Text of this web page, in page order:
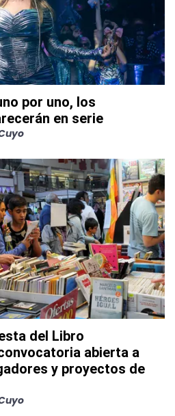
por uno, los
en serie
del Libro
abierta a
y proyectos de